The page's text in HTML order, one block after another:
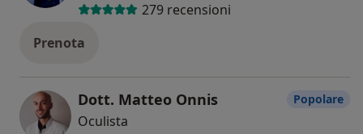
279 recensioni
Prenota
Dott. Matteo Onnis
Oculista
Popolare